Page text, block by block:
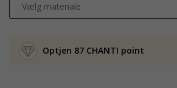
Vælg materiale
Optjen 87 CHANTI point